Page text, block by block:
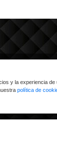
y la experiencia de
política de